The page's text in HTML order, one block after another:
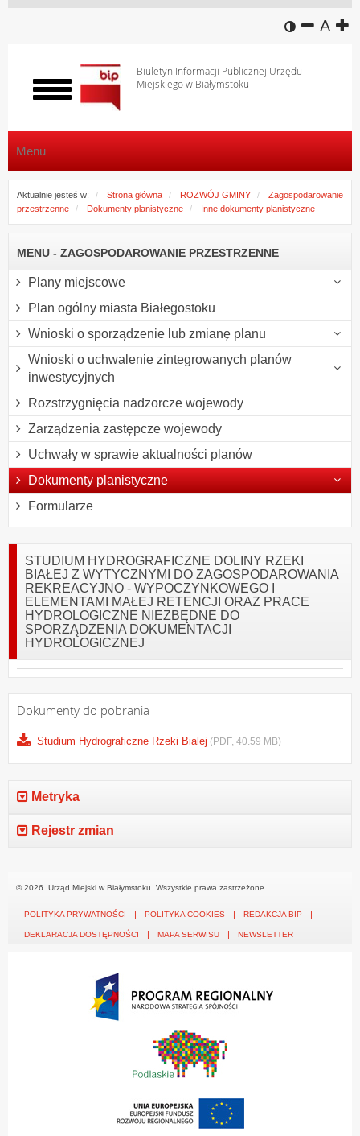
wersja
A
Biuletyn Informacji Publicznej Urzędu
Miejskiego w Białymstoku
Włącz
menu
Menu
Aktualnie jesteś w: Strona główna ROZWÓJ GMINY
Zagospodarowanie
przestrzenne
Dokumenty planistyczne Inne dokumenty planistyczne
MENU - ZAGOSPODAROWANIE PRZESTRZENNE
Plany miejscowe
Plan ogólny miasta Białegostoku
Wnioski o sporządzenie lub zmianę planu
Wnioski o uchwalenie zintegrowanych planów
inwestycyjnych
Rozstrzygnięcia nadzorcze wojewody
Zarządzenia zastępcze wojewody
Uchwały w sprawie aktualności planów
Dokumenty planistyczne
Formularze
STUDIUM HYDROGRAFICZNE DOLINY RZEKI
BIAŁEJ Z WYTYCZNYMI DO ZAGOSPODAROWANIA
REKREACYJNO - WYPOCZYNKOWEGO I
ELEMENTAMI MAŁEJ RETENCJI ORAZ PRACE
HYDROLOGICZNE NIEZBĘDNE DO
SPORZĄDZENIA DOKUMENTACJI
HYDROLOGICZNEJ
Dokumenty do pobrania
Studium Hydrograficzne Rzeki Bialej (PDF, 40.59 MB)
Metryka
Rejestr zmian
© 2026. Urząd Miejski w Białymstoku. Wszystkie prawa zastrzeżone.
POLITYKA PRYWATNOŚCI POLITYKA COOKIES REDAKCJA BIP
DEKLARACJA DOSTĘPNOŚCI MAPA SERWISU NEWSLETTER